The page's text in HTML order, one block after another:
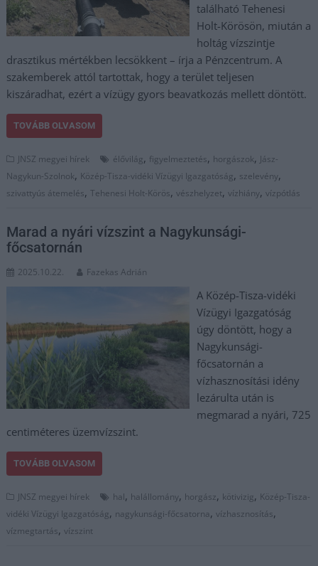
található Tehenesi
Holt-Körösön, miután a
holtág vízszintje
drasztikus mértékben lecsökkent – írja a Pénzcentrum. A
szakemberek attól tartottak, hogy a terület teljesen
kiszáradhat, ezért a vízügy gyors beavatkozás mellett döntött.
TOVÁBB OLVASOM
JNSZ megyei hírek élővilág, figyelmeztetés, horgászok, Jász-
Nagykun-Szolnok, Közép-Tisza-vidéki Vízügyi Igazgatóság, szelevény,
szivattyús átemelés,Tehenesi Holt-Körös,vészhelyzet,vízhiány,vízpótlás
Marad a nyári vízszint a Nagykunsági-
főcsatornán
2025.10.22. Fazekas Adrián
A Közép-Tisza-vidéki
Vízügyi Igazgatóság
úgy döntött, hogy a
Nagykunsági-
főcsatornán a
vízhasznosítási idény
lezárulta után is
megmarad a nyári, 725
centiméteres üzemvízszint.
TOVÁBB OLVASOM
JNSZ megyei hírek hal, halállomány, horgász, kötivizig, Közép-Tisza-
vidéki Vízügyi Igazgatóság, nagykunsági-főcsatorna,vízhasznosítás,
vízmegtartás,vízszint